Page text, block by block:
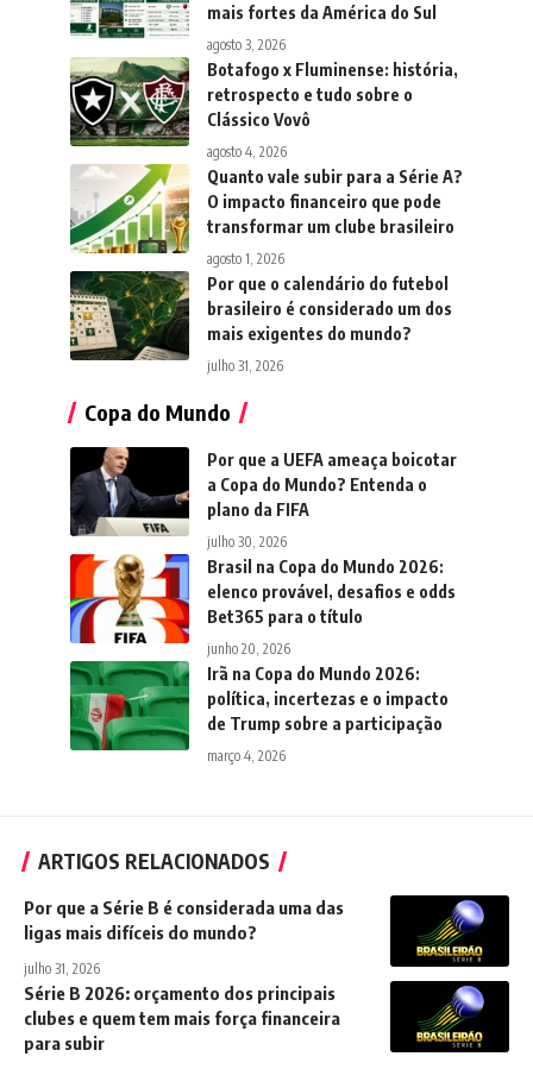
mais fortes da América do Sul
agosto 3, 2026
Botafogo x Fluminense: história,
retrospecto e tudo sobre o
Clássico Vovô
agosto 4, 2026
Quanto vale subir para a Série A?
O impacto financeiro que pode
transformar um clube brasileiro
agosto 1, 2026
Por que o calendário do futebol
brasileiro é considerado um dos
mais exigentes do mundo?
julho 31, 2026
Copa do Mundo
Por que a UEFA ameaça boicotar
a Copa do Mundo? Entenda o
plano da FIFA
julho 30, 2026
Brasil na Copa do Mundo 2026:
elenco provável, desafios e odds
Bet365 para o título
junho 20, 2026
Irã na Copa do Mundo 2026:
política, incertezas e o impacto
de Trump sobre a participação
março 4, 2026
ARTIGOS RELACIONADOS
Por que a Série B é considerada uma das
ligas mais difíceis do mundo?
julho 31, 2026
Série B 2026: orçamento dos principais
clubes e quem tem mais força financeira
para subir